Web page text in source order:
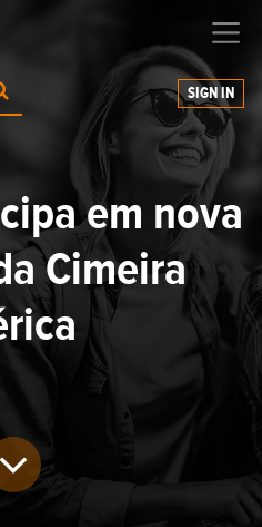
SIGN IN
em nova
Cimeira